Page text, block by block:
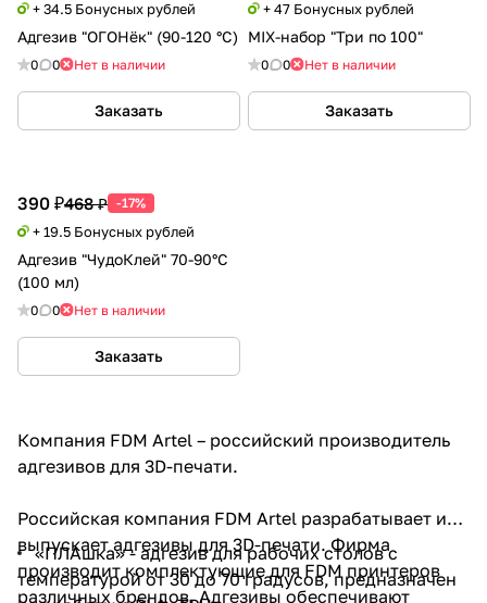
+ 34.5 Бонусных рублей
Адгезив "ОГОНёк" (90-120 °С)
0 0 Нет в наличии
Заказать
+ 47 Бонусных рублей
MIX-набор "Три по 100"
0 0 Нет в наличии
Заказать
390 ₽468 ₽ -17%
+ 19.5 Бонусных рублей
Адгезив "ЧудоКлей" 70-90°С
(100 мл)
0 0 Нет в наличии
Заказать
Компания FDM Artel – российский производитель
адгезивов для 3D-печати.
Российская компания FDM Artel разрабатывает и
выпускает адгезивы для 3D-печати. Фирма
производит комплектующие для FDM принтеров
различных брендов. Адгезивы обеспечивают
«ПЛАшка» - адгезив для рабочих столов с
температурой от 30 до 70 градусов, предназначен